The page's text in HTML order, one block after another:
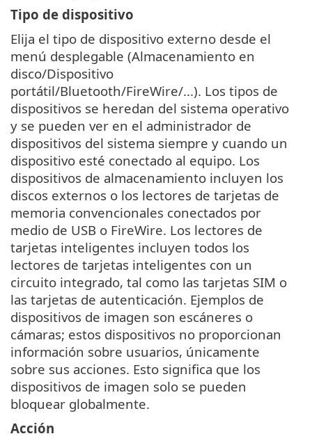
Tipo de dispositivo
Elija el tipo de dispositivo externo desde el
menú desplegable (Almacenamiento en
disco/Dispositivo
portátil/Bluetooth/FireWire/...). Los tipos de
dispositivos se heredan del sistema operativo
y se pueden ver en el administrador de
dispositivos del sistema siempre y cuando un
dispositivo esté conectado al equipo. Los
dispositivos de almacenamiento incluyen los
discos externos o los lectores de tarjetas de
memoria convencionales conectados por
medio de USB o FireWire. Los lectores de
tarjetas inteligentes incluyen todos los
lectores de tarjetas inteligentes con un
circuito integrado, tal como las tarjetas SIM o
las tarjetas de autenticación. Ejemplos de
dispositivos de imagen son escáneres o
cámaras; estos dispositivos no proporcionan
información sobre usuarios, únicamente
sobre sus acciones. Esto significa que los
dispositivos de imagen solo se pueden
bloquear globalmente.
Acción